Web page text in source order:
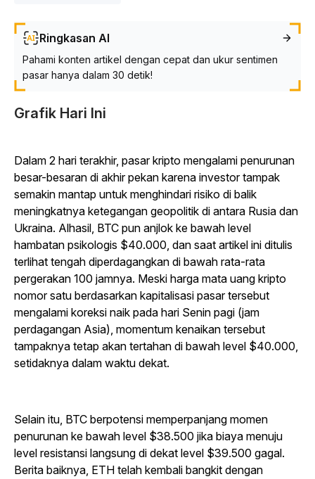
Ringkasan AI
Pahami konten artikel dengan cepat dan ukur sentimen
pasar hanya dalam 30 detik!
Grafik Hari Ini
Dalam 2 hari terakhir, pasar kripto mengalami penurunan
besar-besaran di akhir pekan karena investor tampak
semakin mantap untuk menghindari risiko di balik
meningkatnya ketegangan geopolitik di antara Rusia dan
Ukraina. Alhasil, BTC pun anjlok ke bawah level
hambatan psikologis $40.000, dan saat artikel ini ditulis
terlihat tengah diperdagangkan di bawah rata-rata
pergerakan 100 jamnya. Meski harga mata uang kripto
nomor satu berdasarkan kapitalisasi pasar tersebut
mengalami koreksi naik pada hari Senin pagi (jam
perdagangan Asia), momentum kenaikan tersebut
tampaknya tetap akan tertahan di bawah level $40.000,
setidaknya dalam waktu dekat.
Selain itu, BTC berpotensi memperpanjang momen
penurunan ke bawah level $38.500 jika biaya menuju
level resistansi langsung di dekat level $39.500 gagal.
Berita baiknya, ETH telah kembali bangkit dengan